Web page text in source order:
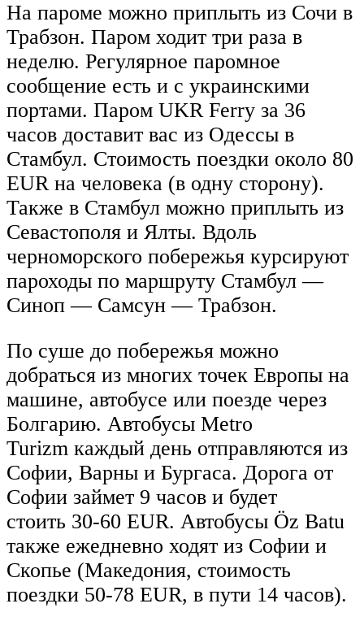
На пароме можно приплыть из Сочи в
Трабзон. Паром ходит три раза в
неделю. Регулярное паромное
сообщение есть и с украинскими
портами. Паром UKR Ferry за 36
часов доставит вас из Одессы в
Стамбул. Стоимость поездки около 80
EUR на человека (в одну сторону).
Также в Стамбул можно приплыть из
Севастополя и Ялты. Вдоль
черноморского побережья курсируют
пароходы по маршруту Стамбул —
Синоп — Самсун — Трабзон.
По суше до побережья можно
добраться из многих точек Европы на
машине, автобусе или поезде через
Болгарию. Автобусы Metro
Turizm каждый день отправляются из
Софии, Варны и Бургаса. Дорога от
Софии займет 9 часов и будет
стоить 30-60 EUR. Автобусы Öz Batu
также ежедневно ходят из Софии и
Скопье (Македония, стоимость
поездки 50-78 EUR, в пути 14 часов).